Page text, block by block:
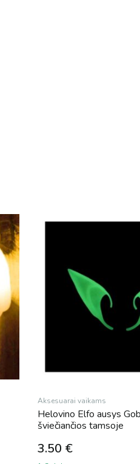
Aksesuarai vaikams
Helovino Elfo ausys
šviečiančios tamsoje
3.50 €